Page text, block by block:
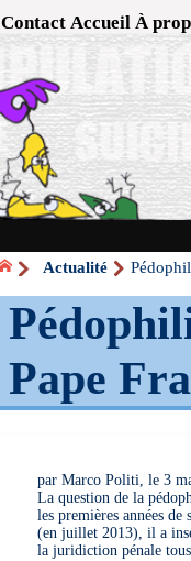
Contact Accueil À
Actualité
Pape
par Marco Politi, le 3
La question de la
les premières années
(en juillet 2013), il a
la juridiction pénale